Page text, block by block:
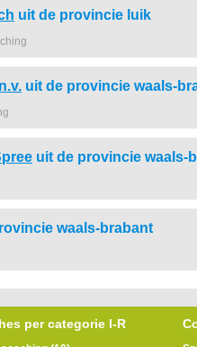
uit de provincie luik
uit de provincie waals-
uit de provincie waals-
waals-brabant
per categorie I-R